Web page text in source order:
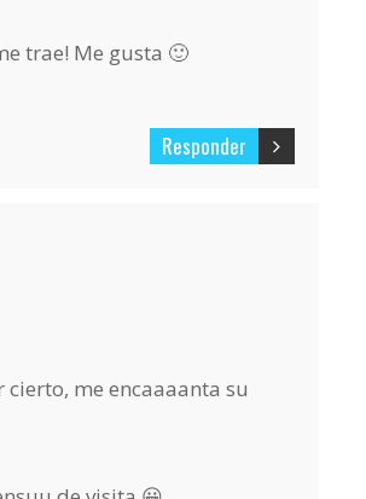
trae! Me gusta 🙂
Responder
cierto, me encaaaanta su